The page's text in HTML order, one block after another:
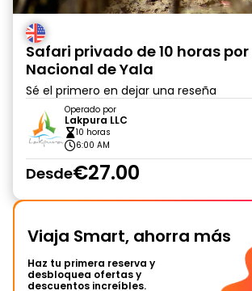
Safari privado de 10 horas
Nacional de Yala
Sé el primero en dejar una reseña
Operado por
Lakpura LLC
10 horas
6:00 AM
Desde€27.00
Viaja Smart, ahorra más
Haz tu primera reserva y
desbloquea ofertas y
descuentos increíbles.